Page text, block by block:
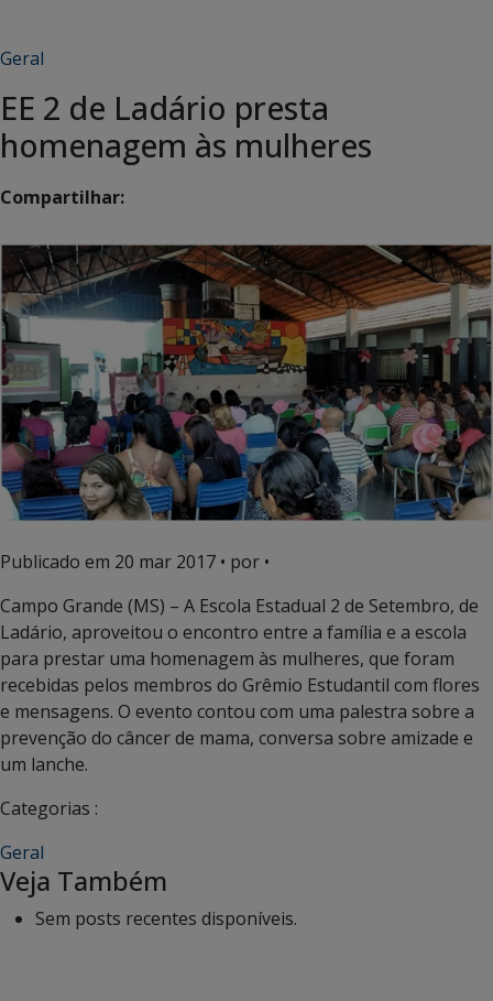
Geral
EE 2 de Ladário presta
homenagem às mulheres
Compartilhar:
Publicado em 20 mar 2017 • por •
Campo Grande (MS) – A Escola Estadual 2 de Setembro, de
Ladário, aproveitou o encontro entre a família e a escola
para prestar uma homenagem às mulheres, que foram
recebidas pelos membros do Grêmio Estudantil com flores
e mensagens. O evento contou com uma palestra sobre a
prevenção do câncer de mama, conversa sobre amizade e
um lanche.
Categorias :
Geral
Veja Também
Sem posts recentes disponíveis.